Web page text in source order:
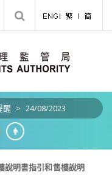
醒 > 24/08/2023
說明書指引和售樓說明